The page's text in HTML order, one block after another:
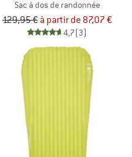
Sac à dos de randonnée
129,95 € à partir de 87,07 €
4,7(3)